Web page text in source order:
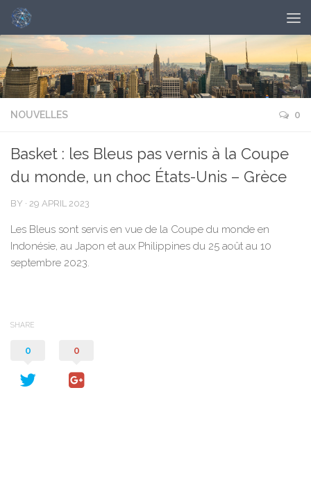
NOUVELLES 0
Basket : les Bleus pas vernis à la Coupe
du monde, un choc États-Unis – Grèce
BY · 29 APRIL 2023
Les Bleus sont servis en vue de la Coupe du monde en
Indonésie, au Japon et aux Philippines du 25 août au 10
septembre 2023.
SHARE
0 0